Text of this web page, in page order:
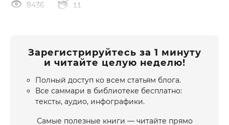
8436 11
Зарегистрируйтесь за 1 минуту
и читайте целую неделю!
Полный доступ ко всем статьям блога.
Все саммари в библиотеке бесплатно:
тексты, аудио, инфографики.
Самые полезные книги — читайте прямо